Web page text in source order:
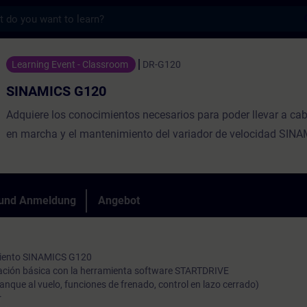
- Training - Schulung - Weiterbildung |
Learning Event - Classroom DR-G120
SINAMICS G120
Adquiere los conocimientos necesarios para poder llevar a
en marcha y el mantenimiento del variador de velocidad
Anmeldung Angebot
SINAMICS G120
básica con la herramienta software STARTDRIVE
al vuelo, funciones de frenado, control en lazo cerrado)